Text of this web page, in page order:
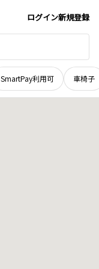
ログイン新規登録
SmartPay利用可 車椅子